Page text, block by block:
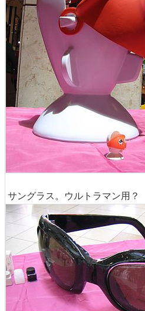
サングラス。ウルトラマン用？